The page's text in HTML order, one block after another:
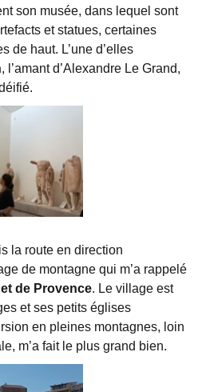
son musée, dans lequel sont
et statues, certaines
de haut. L’une d’elles
, l’amant d’Alexandre Le Grand,
la route en direction
de montagne qui m’a rappelé
de Provence. Le village est
et ses petits églises
en pleines montagnes, loin
m’a fait le plus grand bien.